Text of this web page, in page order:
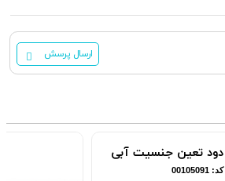
ارسال پرسش
دود تعین جنسیت آبی
کد: 00105091